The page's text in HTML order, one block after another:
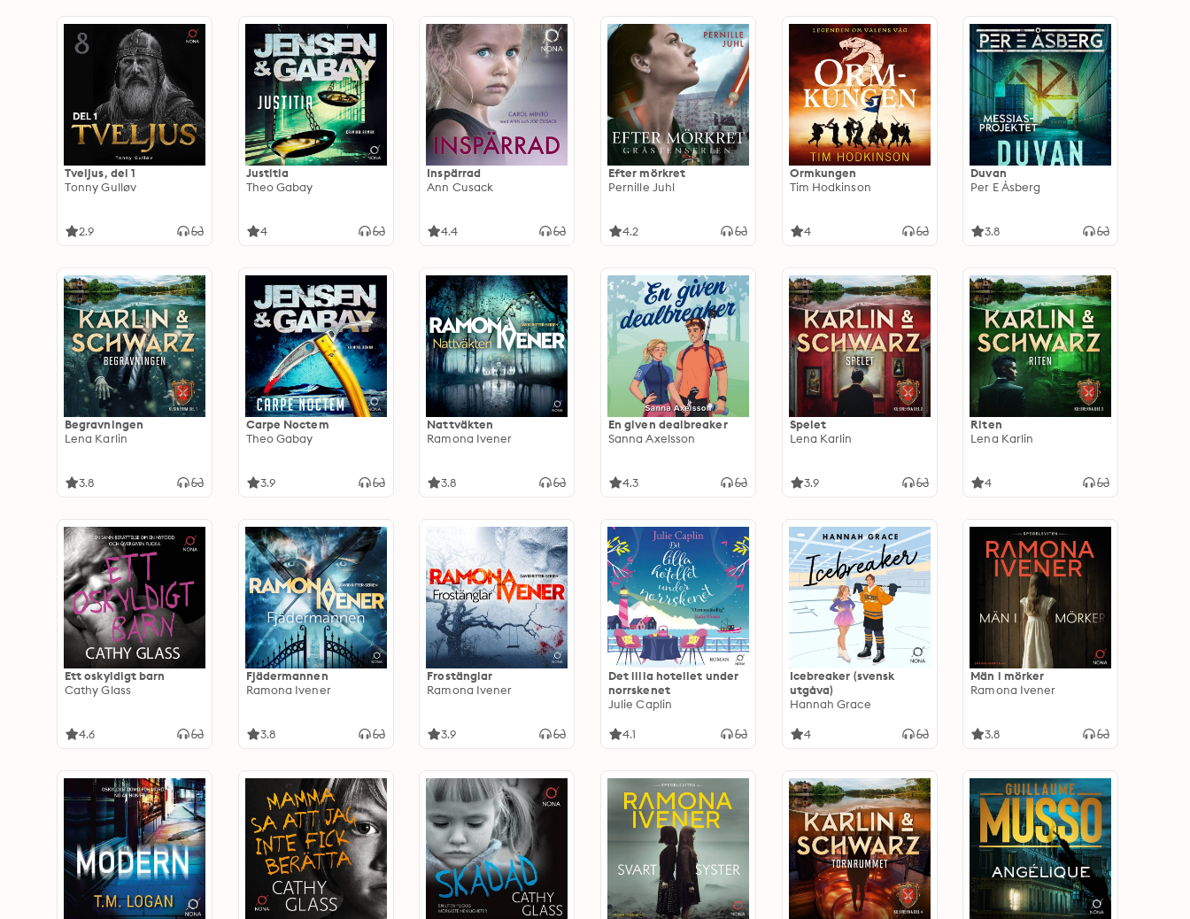
Tveljus, del 1
Tonny Gulløv
2.9
Justitia
Theo Gabay
4
Inspärrad
Ann Cusack
4.4
Efter mörkret
Pernille Juhl
4.2
Ormkungen
Tim Hodkinson
4
Duvan
Per E Åsberg
3.8
Begravningen
Lena Karlin
3.8
Carpe Noctem
Theo Gabay
3.9
Nattväkten
Ramona Ivener
3.8
En given dealbreaker
Sanna Axelsson
4.3
Spelet
Lena Karlin
3.9
Riten
Lena Karlin
4
Ett oskyldigt barn
Cathy Glass
4.6
Fjädermannen
Ramona Ivener
3.8
Frostänglar
Ramona Ivener
3.9
Det lilla hotellet under
norrskenet
Julie Caplin
4.1
Icebreaker (svensk
utgåva)
Hannah Grace
4
Män i mörker
Ramona Ivener
3.8